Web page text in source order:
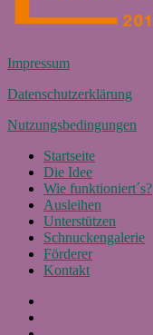
Impressum
Datenschutzerklärung
Nutzungsbedingungen
Startseite
Die Idee
Wie funktioniert´s?
Ausleihen
Unterstützen
Schnuckengalerie
Förderer
Kontakt